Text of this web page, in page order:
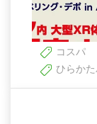
コスパ
ひらか